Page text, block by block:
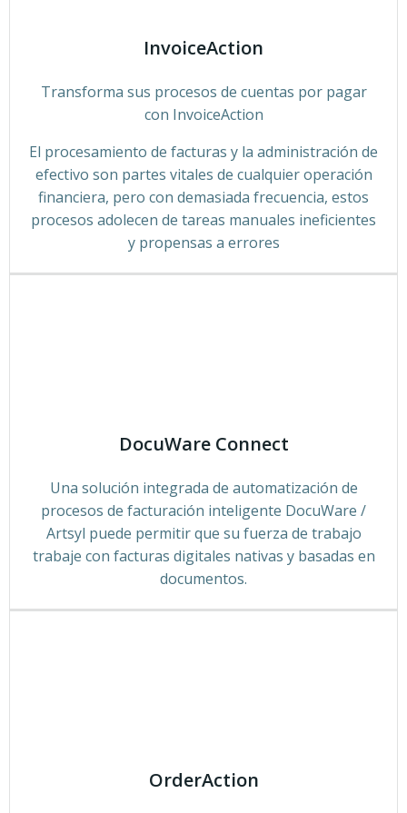
InvoiceAction
Transforma sus procesos de cuentas por pagar
con InvoiceAction
El procesamiento de facturas y la administración de
efectivo son partes vitales de cualquier operación
financiera, pero con demasiada frecuencia, estos
procesos adolecen de tareas manuales ineficientes
y propensas a errores
DocuWare Connect
Una solución integrada de automatización de
procesos de facturación inteligente DocuWare /
Artsyl puede permitir que su fuerza de trabajo
trabaje con facturas digitales nativas y basadas en
documentos.
OrderAction